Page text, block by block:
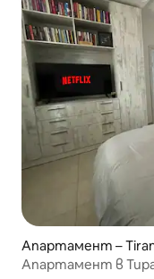
Апартамент –
Апартамент в